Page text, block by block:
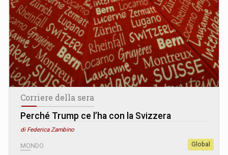
Corriere della sera
Perché Trump ce l’ha con la Svizzera
di Federica Zambino
MONDO Global